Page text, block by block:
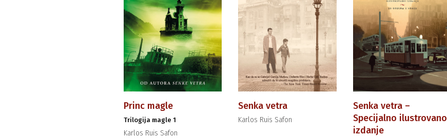
Princ magle
Trilogija magle 1
Karlos Ruis Safon
Senka vetra
Karlos Ruis Safon
Senka vetra –
Specijalno ilustrovano
izdanje